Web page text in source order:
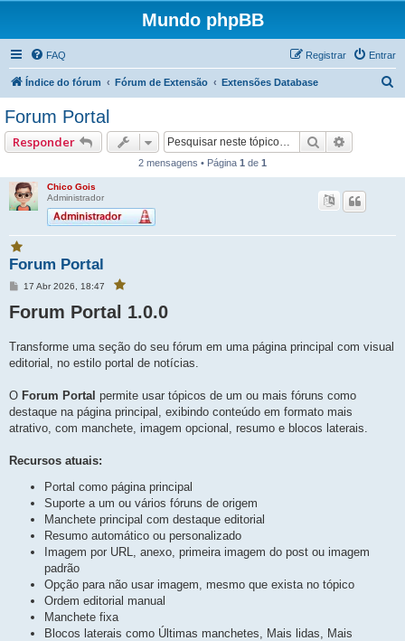
Mundo phpBB
FAQ Entrar
Registrar
Índice do fórum Fórum de Extensão Extensões Database
a
Forum Portal
Responder Pesquisar
2 mensagens • Página 1 de 1
Chico Gois
Administrador
V
o
ê
a
o
r
i
o
e
s
a
p
Forum Portal
M
n
s
e
m
17 Abr 2026, 18:47
V
c
v
o
r
u
e
s
a
g
e
m
Forum Portal 1.0.0
Transforme uma seção do seu fórum em uma página principal com visual
editorial, no estilo portal de notícias.
O Forum Portal permite usar tópicos de um ou mais fóruns como
destaque na página principal, exibindo conteúdo em formato mais
atrativo, com manchete, imagem opcional, resumo e blocos laterais.
Recursos atuais:
Portal como página principal
Suporte a um ou vários fóruns de origem
Manchete principal com destaque editorial
Resumo automático ou personalizado
Imagem por URL, anexo, primeira imagem do post ou imagem
padrão
Opção para não usar imagem, mesmo que exista no tópico
Ordem editorial manual
Manchete fixa
Blocos laterais como Últimas manchetes, Mais lidas, Mais